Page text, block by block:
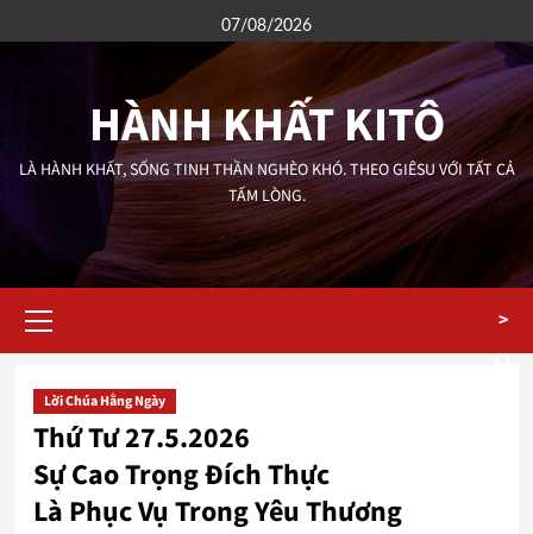
to
07/08/2026
HÀNH KHẤT KITÔ
LÀ HÀNH KHẤT, SỐNG TINH THẦN NGHÈO KHÓ. THEO GIÊSU VỚI TẤT CẢ
TẤM LÒNG.
Menu
>
Lời Chúa Hằng Ngày
Thứ Tư 27.5.2026
Sự Cao Trọng Đích Thực
Là Phục Vụ Trong Yêu Thương